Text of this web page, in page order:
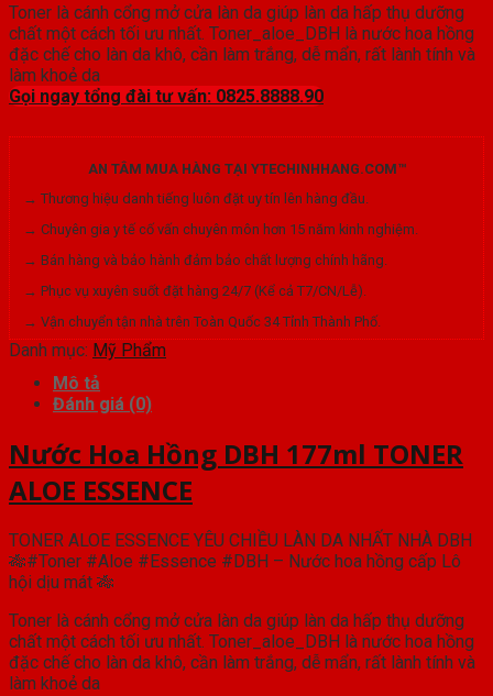
Toner là cánh cổng mở cửa làn da giúp làn da hấp thụ dưỡng
chất một cách tối ưu nhất. Toner_aloe_DBH là nước hoa hồng
đặc chế cho làn da khô, cần làm trắng, dễ mẩn, rất lành tính và
làm khoẻ da
Gọi ngay tổng đài tư vấn: 0825.8888.90
AN TÂM MUA HÀNG TẠI YTECHINHHANG.COM™
→ Thương hiệu danh tiếng luôn đặt uy tín lên hàng đầu.
→ Chuyên gia y tế cố vấn chuyên môn hơn 15 năm kinh nghiệm.
→ Bán hàng và bảo hành đảm bảo chất lượng chính hãng.
→ Phục vụ xuyên suốt đặt hàng 24/7 (Kể cả T7/CN/Lễ).
→ Vận chuyển tận nhà trên Toàn Quốc 34 Tỉnh Thành Phố.
Danh mục: Mỹ Phẩm
Mô tả
Đánh giá (0)
Nước Hoa Hồng DBH 177ml TONER
ALOE ESSENCE
TONER ALOE ESSENCE YÊU CHIỀU LÀN DA NHẤT NHÀ DBH
🎋#Toner #Aloe #Essence #DBH – Nước hoa hồng cấp Lô
hội dịu mát 🎋
Toner là cánh cổng mở cửa làn da giúp làn da hấp thụ dưỡng
chất một cách tối ưu nhất. Toner_aloe_DBH là nước hoa hồng
đặc chế cho làn da khô, cần làm trắng, dễ mẩn, rất lành tính và
làm khoẻ da